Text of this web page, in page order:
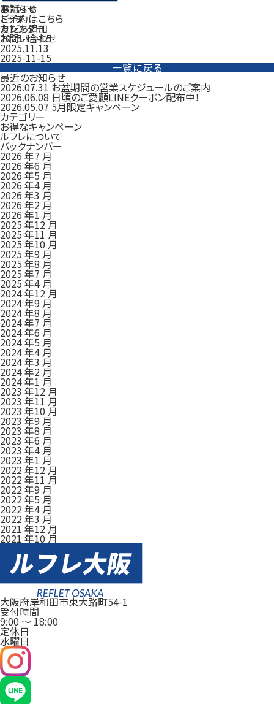
電話する
ご予約はこちら
友だち追加
お問い合わせ
お知らせ
トップ
カレンダー
2025-11-15
2025.11.13
2025-11-15
一覧に戻る
最近のお知らせ
2026.07.31 お盆期間の営業スケジュールのご案内
2026.06.08 日頃のご愛顧LINEクーポン配布中！
2026.05.07 5月限定キャンペーン
カテゴリー
お得なキャンペーン
ルフレについて
バックナンバー
2026 年7 月
2026 年6 月
2026 年5 月
2026 年4 月
2026 年3 月
2026 年2 月
2026 年1 月
2025 年12 月
2025 年11 月
2025 年10 月
2025 年9 月
2025 年8 月
2025 年7 月
2025 年4 月
2024 年12 月
2024 年9 月
2024 年8 月
2024 年7 月
2024 年6 月
2024 年5 月
2024 年4 月
2024 年3 月
2024 年2 月
2024 年1 月
2023 年12 月
2023 年11 月
2023 年10 月
2023 年9 月
2023 年8 月
2023 年6 月
2023 年4 月
2023 年1 月
2022 年12 月
2022 年11 月
2022 年9 月
2022 年5 月
2022 年4 月
2022 年3 月
2021 年12 月
2021 年10 月
大阪府岸和田市東大路町54-1
受付時間
9:00 ～18:00
定休日
水曜日